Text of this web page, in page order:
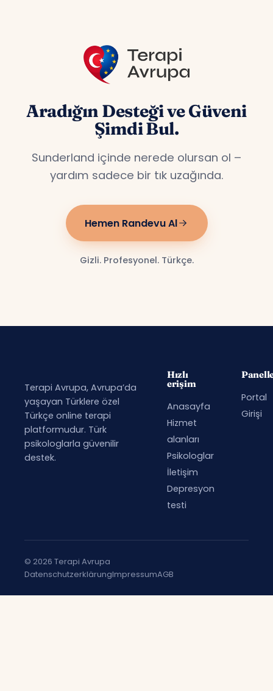
Aradığın Desteği ve Güveni
Şimdi Bul.
Sunderland içinde nerede olursan ol –
yardım sadece bir tık uzağında.
Hemen Randevu Al
Gizli. Profesyonel. Türkçe.
Terapi Avrupa, Avrupa’da
yaşayan Türklere özel
Türkçe online terapi
platformudur. Türk
psikologlarla güvenilir
destek.
Hızlı
erişim
Anasayfa
Hizmet
alanları
Psikologlar
İletişim
Depresyon
testi
Portal
Girişi
© 2026 Terapi Avrupa
DatenschutzerklärungImpressumAGB